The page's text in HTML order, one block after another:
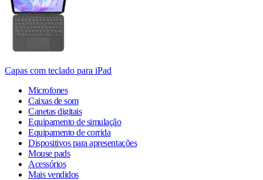
Capas com teclado para iPad
Microfones
Caixas de som
Canetas digitais
Equipamento de simulação
Equipamento de corrida
Dispositivos para apresentações
Mouse pads
Acessórios
Mais vendidos